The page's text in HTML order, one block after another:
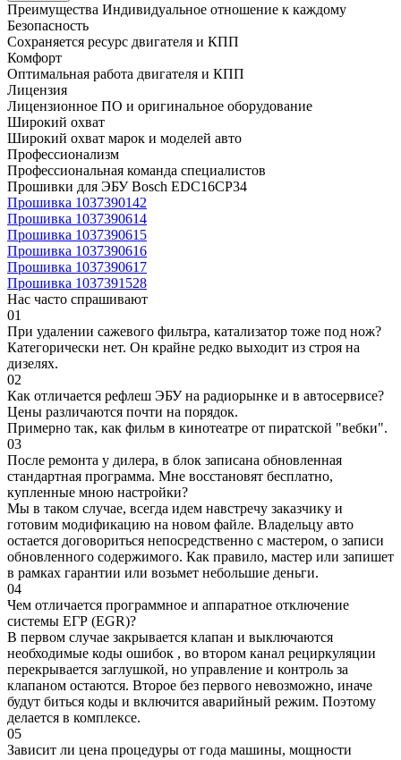
Преимущества Индивидуальное отношение к каждому
Безопасность
Сохраняется ресурс двигателя и КПП
Комфорт
Оптимальная работа двигателя и КПП
Лицензия
Лицензионное ПО и оригинальное оборудование
Широкий охват
Широкий охват марок и моделей авто
Профессионализм
Профессиональная команда специалистов
Прошивки для ЭБУ Bosch EDC16CP34
Прошивка 1037390142
Прошивка 1037390614
Прошивка 1037390615
Прошивка 1037390616
Прошивка 1037390617
Прошивка 1037391528
Нас часто спрашивают
01
При удалении сажевого фильтра, катализатор тоже под нож?
Категорически нет. Он крайне редко выходит из строя на
дизелях.
02
Как отличается рефлеш ЭБУ на радиорынке и в автосервисе?
Цены различаются почти на порядок.
Примерно так, как фильм в кинотеатре от пиратской "вебки".
03
После ремонта у дилера, в блок записана обновленная
стандартная программа. Мне восстановят бесплатно,
купленные мною настройки?
Мы в таком случае, всегда идем навстречу заказчику и
готовим модификацию на новом файле. Владельцу авто
остается договориться непосредственно с мастером, о записи
обновленного содержимого. Как правило, мастер или запишет
в рамках гарантии или возьмет небольшие деньги.
04
Чем отличается программное и аппаратное отключение
системы ЕГР (EGR)?
В первом случае закрывается клапан и выключаются
необходимые коды ошибок , во втором канал рециркуляции
перекрывается заглушкой, но управление и контроль за
клапаном остаются. Второе без первого невозможно, иначе
будут биться коды и включится аварийный режим. Поэтому
делается в комплексе.
05
Зависит ли цена процедуры от года машины, мощности